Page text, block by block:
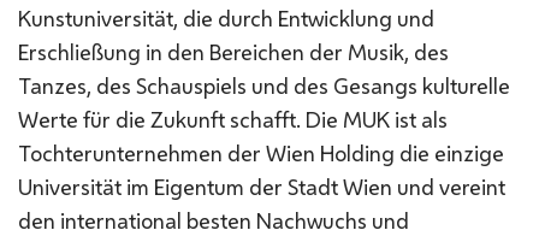
Kunstuniversität, die durch Entwicklung und
Erschließung in den Bereichen der Musik, des
Tanzes, des Schauspiels und des Gesangs kulturelle
Werte für die Zukunft schafft. Die MUK ist als
Tochterunternehmen der Wien Holding die einzige
Universität im Eigentum der Stadt Wien und vereint
den international besten Nachwuchs und